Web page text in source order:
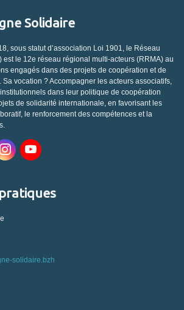
Solidaire
sous statut d’association Loi 1901, le Réseau
est le 12e réseau régional multi-acteurs (RRMA) au
engagés dans des projets de coopération et de
vocation ? Accompagner les acteurs associatifs,
dans leur politique de coopération
de solidarité internationale, en favorisant les
le renforcement des compétences et la
solidaire.bzh